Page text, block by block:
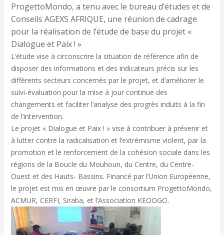
ProgettoMondo, a tenu avec le bureau d’études et de
Conseils AGEXS AFRIQUE, une réunion de cadrage
pour la réalisation de l’étude de base du projet «
Dialogue et Paix ! »
L’étude vise à circonscrire la situation de référence afin de
disposer des informations et des indicateurs précis sur les
différents secteurs concernés par le projet, et d’améliorer le
suivi-évaluation pour la mise à jour continue des
changements et faciliter l’analyse des progrès induits à la fin
de l’intervention.
Le projet « Dialogue et Paix ! » vise à contribuer à prévenir et
à lutter contre la radicalisation et l’extrémisme violent, par la
promotion et le renforcement de la cohésion sociale dans les
régions de la Boucle du Mouhoun, du Centre, du Centre-
Ouest et des Hauts- Bassins. Financé par l’Union Européenne,
le projet est mis en œuvre par le consortium ProgettoMondo,
ACMUR, CERFI, Siraba, et l’Association KEOOGO.